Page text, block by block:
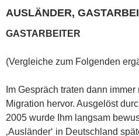
AUSLÄNDER,
GASTARBEITER
(Vergleiche zum Folgenden
Im Gespräch traten dann
Migration hervor. Ausgelöst
2005 wurde Ihm langsam
‚Ausländer‘ in Deutschland